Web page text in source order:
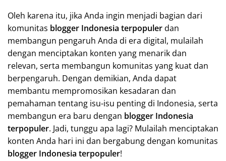
Oleh karena itu, jika Anda ingin menjadi bagian dari
komunitas blogger Indonesia terpopulerdan
membangun pengaruh Anda di era digital, mulailah
dengan menciptakan konten yang menarik dan
relevan, serta membangun komunitas yang kuat dan
berpengaruh. Dengan demikian, Anda dapat
membantu mempromosikan kesadaran dan
pemahaman tentang isu-isu penting di Indonesia, serta
membangun era baru dengan blogger Indonesia
terpopuler. Jadi, tunggu apa lagi? Mulailah menciptakan
konten Anda hari ini dan bergabung dengan komunitas
blogger Indonesia terpopuler!